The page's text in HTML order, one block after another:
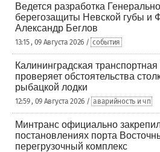
Ведется разработка
берегозащиты Невской губы и
Александр Беглов
13:15 , 09 Августа 2026 / события
Калининградская транспортная
проверяет обстоятельства
рыбацкой лодки
12:59 , 09 Августа 2026 / аварийность и чп
Минтранс официально
постановлениях порта
перегрузочный комплекс